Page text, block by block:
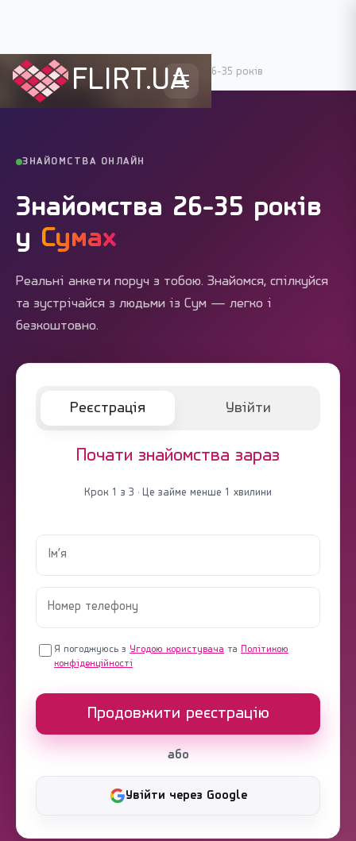
FLIRT.UA
Flirt.ua › Міста України Суми 26-35 років
ЗНАЙОМСТВА ОНЛАЙН
Знайомства 26-35 років
у Сумах
Реальні анкети поруч з тобою. Знайомся, спілкуйся
та зустрічайся з людьми із Сум — легко і
безкоштовно.
Реєстрація Увійти
Почати знайомства зараз
Крок 1 з 3 · Це займе менше 1 хвилини
Я погоджуюсь з Угодою користувача та Політикою
конфіденційності
Продовжити реєстрацію
або
Увійти через Google